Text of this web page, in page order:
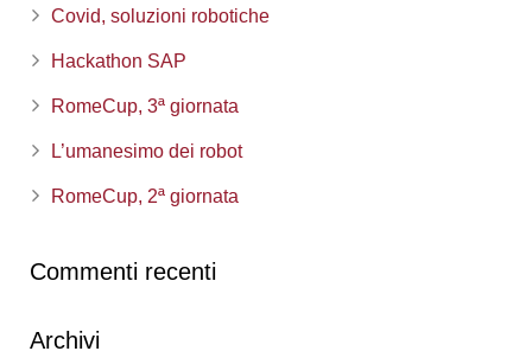
Covid, soluzioni robotiche
Hackathon SAP
RomeCup, 3ª giornata
L’umanesimo dei robot
RomeCup, 2ª giornata
Commenti recenti
Archivi